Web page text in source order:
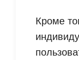
Кроме